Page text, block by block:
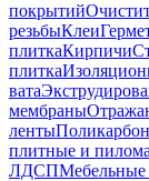
покрытий
резьбыКлеи
плиткаКирпичи
плитка
вата
мембраны
ленты
плитные и
ЛДСП